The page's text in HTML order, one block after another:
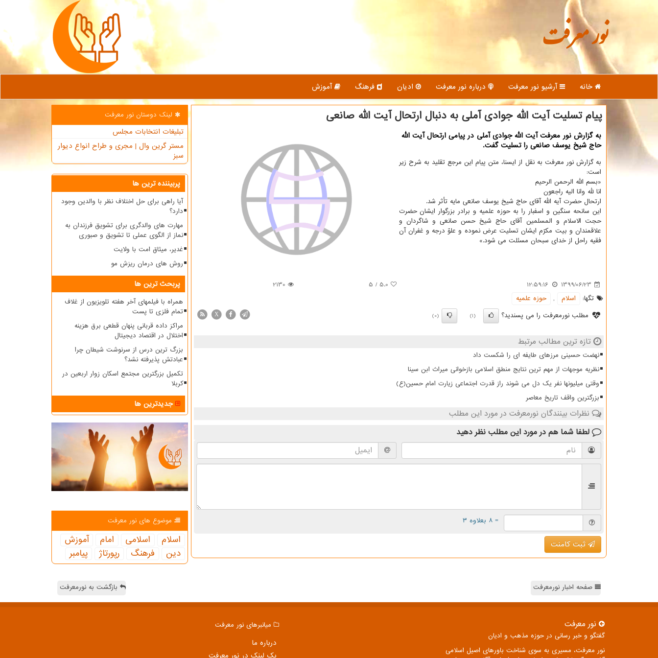
نور معرفت
خانه آرشیو نور معرفت درباره نور معرفت ادیان فرهنگ آموزش
پیام تسلیت آیت الله جوادی آملی به دنبال ارتحال آیت الله صانعی
به گزارش نور معرفت آیت الله جوادی آملی در پیامی ارتحال آیت الله
حاج شیخ یوسف صانعی را تسلیت گفت.
به گزارش نور معرفت به نقل از ایسنا، متن پیام این مرجع تقلید به شرح زیر
است:
«بسم الله الرحمن الرحیم
انا لله وانا الیه راجعون
ارتحال حضرت آیه الله آقای حاج شیخ یوسف صانعی مایه تأثر شد.
این سانحه سنگین و اسفبار را به حوزه علمیه و برادر بزرگوار ایشان حضرت
حجت الاسلام و المسلمین آقای حاج شیخ حسن صانعی و شاگردان و
علاقمندان و بیت مکرّم ایشان تسلیت عرض نموده و علوّ درجه و غفران آن
فقیه راحل از خدای سبحان مسئلت می شود.»
1399/06/23
12:59:16
5.0
/
5
2130
تگها:
اسلام ,
حوزه علمیه
مطلب نورمعرفت را می پسندید؟
(1)
(0)
X
تازه ترین مطالب مرتبط
نهضت حسینی مرزهای طایفه ای را شکست داد
نظریه موجهات از مهم ترین نتایج منطق اسلامی بازخوانی میراث ابن سینا
وقتی میلیونها نفر یک دل می شوند راز قدرت اجتماعی زیارت امام حسین(ع)
بزرگترین واقف تاریخ معاصر
نظرات بینندگان نورمعرفت در مورد این مطلب
لطفا شما هم در مورد این مطلب نظر دهید
= ۸ بعلاوه ۳
ثبت کامنت
لینک دوستان نور معرفت
تبلیغات انتخابات مجلس
مستر گرین وال | مجری و طراح انواع دیوار
سبز
پربیننده ترین ها
آیا راهی برای حل اختلاف نظر با والدین وجود
دارد؟
مهارت های والدگری برای تشویق فرزندان به
نماز از الگوی عملی تا تشویق و صبوری
غدیر، میثاق امت با ولایت
روش های درمان ریزش مو
پربحث ترین ها
همراه با فیلمهای آخر هفته تلویزیون از غلاف
تمام فلزی تا پست
مراکز داده قربانی پنهان قطعی برق هزینه
اختلال در اقتصاد دیجیتال
بزرگ ترین درس از سرنوشت شیطان چرا
عبادتش پذیرفته نشد؟
تکمیل بزرگترین مجتمع اسکان زوار اربعین در
کربلا
جدیدترین ها
موضوع های نور معرفت
اسلام اسلامی امام
آموزش
دین
فرهنگ رپورتاژ پیامبر
صفحه اخبار نورمعرفت بازگشت به نورمعرفت
نور معرفت
گفتگو و خبر رسانی در حوزه مذهب و ادیان
نور معرفت، مسیری به سوی شناخت باورهای اصیل اسلامی
میانبرهای نور معرفت
درباره ما
بک لینک در نور معرفت